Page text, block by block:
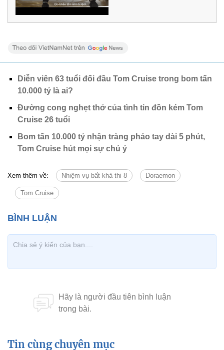
Diễn viên 63 tuổi đối đầu Tom Cruise trong bom tấn
10.000 tỷ là ai?
Đường cong nghẹt thở của tình tin đồn kém Tom
Cruise 26 tuổi
Bom tấn 10.000 tỷ nhận tràng pháo tay dài 5 phút,
Tom Cruise hút mọi sự chú ý
Xem thêm về: Nhiệm vụ bất khả thi 8 Doraemon
Tom Cruise
Tin cùng chuyên mục